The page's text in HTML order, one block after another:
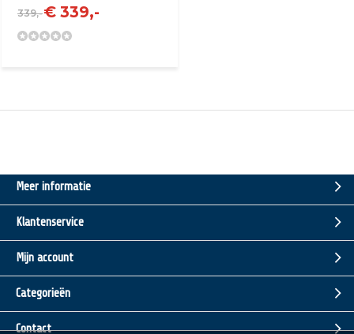
339,-€ 339,-
Meer informatie
Klantenservice
Mijn account
Categorieën
Contact